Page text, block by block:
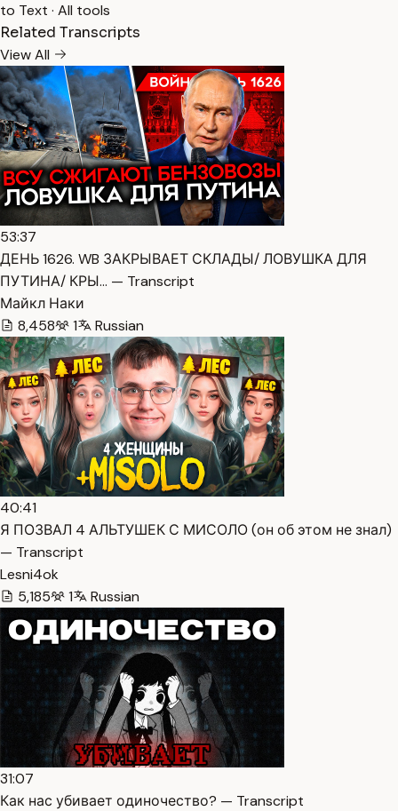
to Text · All tools
Related Transcripts
View All
53:37
ДЕНЬ 1626. WB ЗАКРЫВАЕТ СКЛАДЫ/ ЛОВУШКА ДЛЯ
ПУТИНА/ КРЫ… — Transcript
Майкл Наки
8,458
1 Russian
40:41
Я ПОЗВАЛ 4 АЛЬТУШЕК С МИСОЛО (он об этом не знал)
— Transcript
Lesni4ok
5,185
1 Russian
31:07
Как нас убивает одиночество? — Transcript